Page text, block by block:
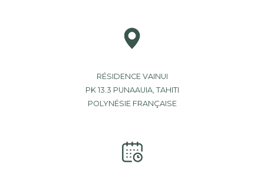
RÉSIDENCE VAINUI
PK 13.3 PUNAAUIA, TAHITI
POLYNÉSIE FRANÇAISE